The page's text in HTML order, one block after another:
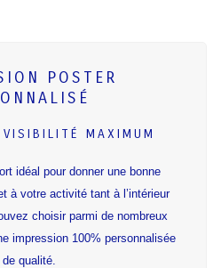
POSTER
MAXIMUM
idéal pour donner une bonne
à votre activité tant à l’intérieur
choisir parmi de nombreux
impression 100% personnalisée
de qualité.